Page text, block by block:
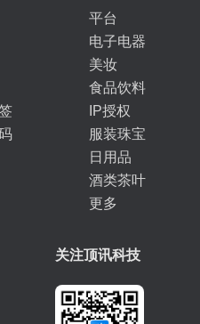
平台
电子电器
美妆
食品饮料
IP授权
服装珠宝
日用品
酒类茶叶
更多
关注顶讯科技